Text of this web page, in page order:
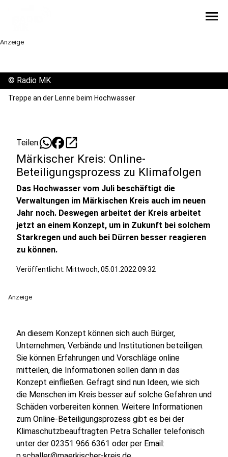
menu
Anzeige
© Radio MK
Treppe an der Lenne beim Hochwasser
Teilen: open_in_new
Märkischer Kreis: Online-
Beteiligungsprozess zu Klimafolgen
Das Hochwasser vom Juli beschäftigt die
Verwaltungen im Märkischen Kreis auch im neuen
Jahr noch. Deswegen arbeitet der Kreis arbeitet
jetzt an einem Konzept, um in Zukunft bei solchem
Starkregen und auch bei Dürren besser reagieren
zu können.
Veröffentlicht: Mittwoch, 05.01.2022 09:32
Anzeige
An diesem Konzept können sich auch Bürger,
Unternehmen, Verbände und Institutionen beteiligen.
Sie können Erfahrungen und Vorschläge online
mitteilen, die Informationen sollen dann in das
Konzept einfließen. Gefragt sind nun Ideen, wie sich
die Menschen im Kreis besser auf solche Gefahren und
Schäden vorbereiten können. Weitere Informationen
zum Online-Beteiligungsprozess gibt es bei der
Klimaschutzbeauftragten Petra Schaller telefonisch
unter der 02351 966 6361 oder per Email: